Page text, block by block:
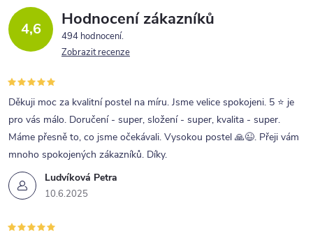
a
c
p
r
v
k
y
v
p
4,6 Hodnocení zákazníků
494 hodnocení
Zobrazit recenze
Ludvíková Petra
10.6.2025
Děkuji moc za kvalitní postel na míru. Jsme velice spokojeni. 5 ⭐ je
pro vás málo. Doručení - super, složení - super, kvalita - super.
Máme přesně to, co jsme očekávali. Vysokou postel 🙏😉. Přeji vám
mnoho spokojených zákazníků. Díky.